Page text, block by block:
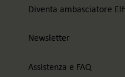
Diventa ambasciatore
Newsletter
Assistenza e FAQ